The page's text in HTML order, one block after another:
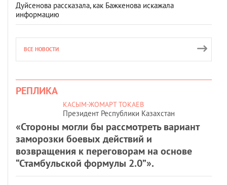
Дуйсенова рассказала, как Бажкенова искажала
информацию
ВСЕ НОВОСТИ
РЕПЛИКА
КАСЫМ-ЖОМАРТ ТОКАЕВ
Президент Республики Казахстан
«Стороны могли бы рассмотреть вариант
заморозки боевых действий и
возвращения к переговорам на основе
“Стамбульской формулы 2.0”».